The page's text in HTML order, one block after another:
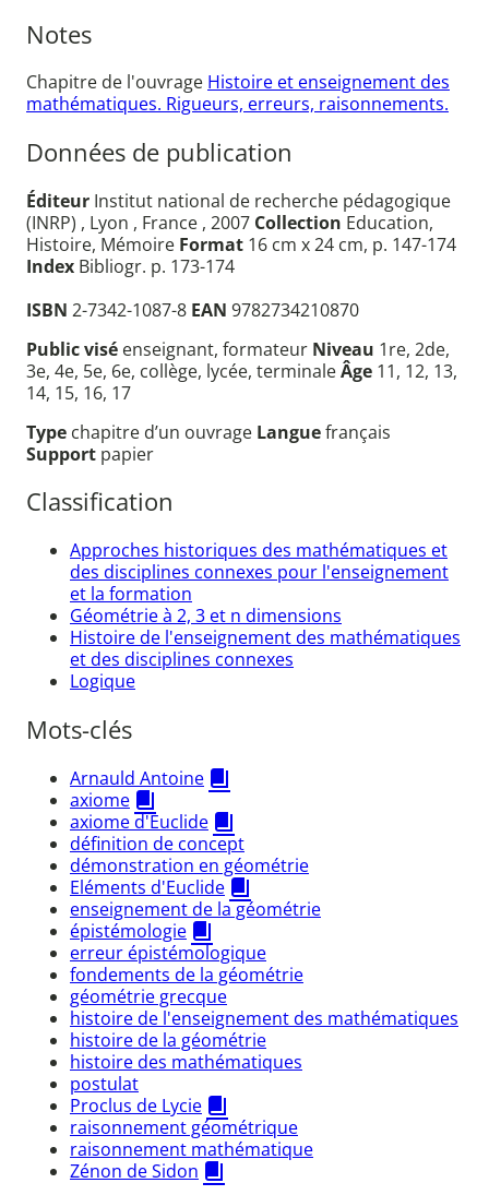
Notes
Chapitre de l'ouvrage Histoire et enseignement des
mathématiques. Rigueurs, erreurs, raisonnements.
Données de publication
Éditeur Institut national de recherche pédagogique
(INRP) , Lyon , France , 2007 Collection Education,
Histoire, Mémoire Format 16 cm x 24 cm, p. 147-174
Index Bibliogr. p. 173-174
ISBN 2-7342-1087-8 EAN 9782734210870
Public visé enseignant, formateur Niveau 1re, 2de,
3e, 4e, 5e, 6e, collège, lycée, terminaleÂge 11, 12, 13,
14, 15, 16, 17
Type chapitre d’un ouvrage Languefrançais
Support papier
Classification
Approches historiques des mathématiques et
des disciplines connexes pour l'enseignement
et la formation
Géométrie à 2, 3 et n dimensions
Histoire de l'enseignement des mathématiques
et des disciplines connexes
Logique
Mots-clés
Arnauld Antoine
axiome
axiome d'Euclide
définition de concept
démonstration en géométrie
Eléments d'Euclide
enseignement de la géométrie
épistémologie
erreur épistémologique
fondements de la géométrie
géométrie grecque
histoire de l'enseignement des mathématiques
histoire de la géométrie
histoire des mathématiques
postulat
Proclus de Lycie
raisonnement géométrique
raisonnement mathématique
Zénon de Sidon